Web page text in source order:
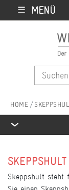
☰ MENÜ
Skeppshult steht